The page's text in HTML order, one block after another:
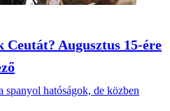
Augusztus 15-ére
spanyol hatóságok, de közben